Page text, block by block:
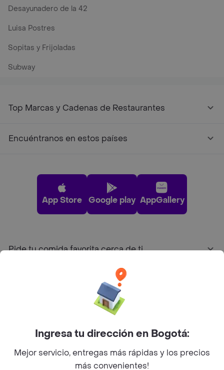
Desayunadero de la 42
Luisa Postres
Sopitas y Frijoladas
Subway
Top Marcas y Cadenas de Restaurantes
Encuéntranos en estos países
App Store Google play AppGallery
Pide tu comida favorita cerca de ti
Sobre Rappi
Ingresa tu dirección en Bogotá:
Mejor servicio, entregas más rápidas y los precios
más convenientes!